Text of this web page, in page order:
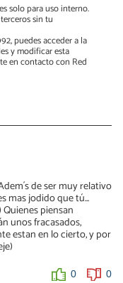
solo para uso interno.
sin tu
puedes acceder a la
y modificar esta
en contacto con Red
de ser muy relativo
mas jodido que tú...
piensan
unos fracasados,
estan en lo cierto, y por
0 0